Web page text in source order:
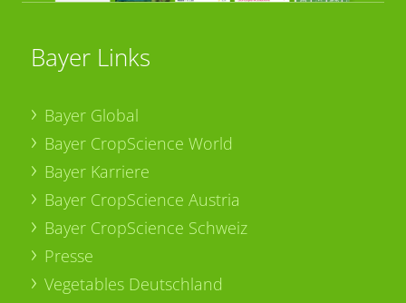
Bayer Links
Bayer Global
Bayer CropScience World
Bayer Karriere
Bayer CropScience Austria
Bayer CropScience Schweiz
Presse
Vegetables Deutschland